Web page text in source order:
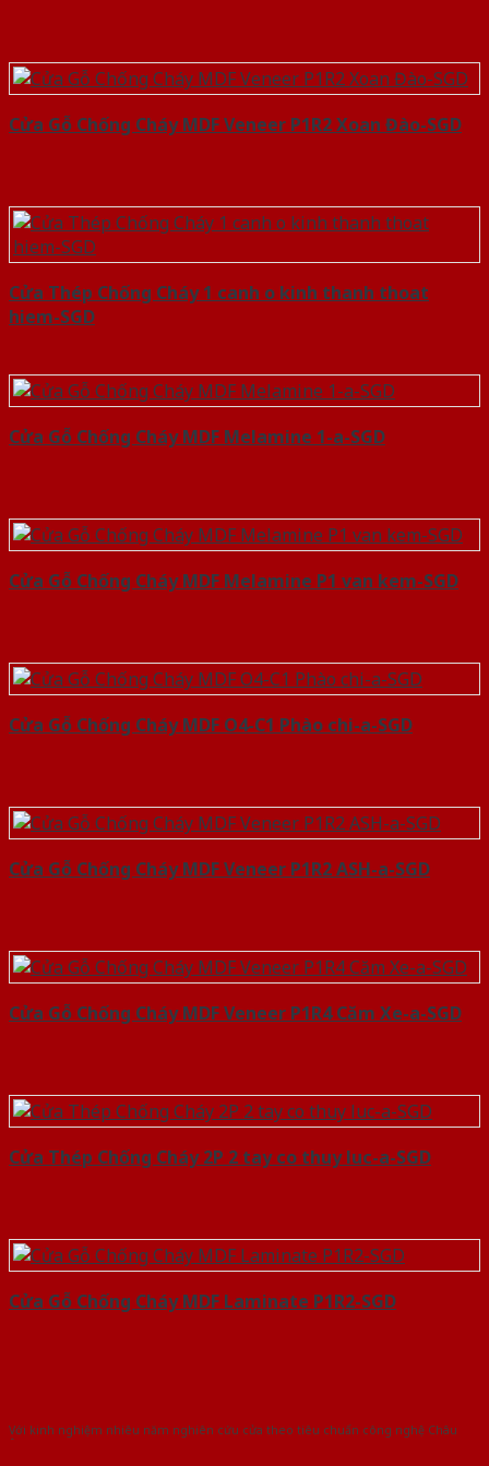
Cửa Gỗ Chống Cháy MDF Veneer P1R2 Xoan Đào-SGD
Cửa Thép Chống Cháy 1 canh o kinh thanh thoat
hiem-SGD
Cửa Gỗ Chống Cháy MDF Melamine 1-a-SGD
Cửa Gỗ Chống Cháy MDF Melamine P1 van kem-SGD
Cửa Gỗ Chống Cháy MDF O4-C1 Phào chi-a-SGD
Cửa Gỗ Chống Cháy MDF Veneer P1R2 ASH-a-SGD
Cửa Gỗ Chống Cháy MDF Veneer P1R4 Căm Xe-a-SGD
Cửa Thép Chống Cháy 2P 2 tay co thuy luc-a-SGD
Cửa Gỗ Chống Cháy MDF Laminate P1R2-SGD
Với kinh nghiệm nhiêu năm nghiên cứu cửa theo tiêu chuẩn công nghệ Châu